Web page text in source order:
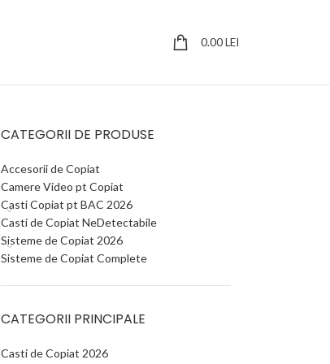
0.00LEI
CATEGORII DE PRODUSE
Accesorii de Copiat
Camere Video pt Copiat
Casti Copiat pt BAC 2026
Casti de Copiat NeDetectabile
Sisteme de Copiat 2026
Sisteme de Copiat Complete
CATEGORII PRINCIPALE
Casti de Copiat 2026